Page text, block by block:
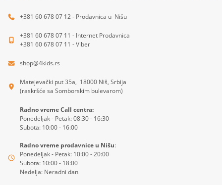
+381 60 678 07 12 - Prodavnica u Nišu
+381 60 678 07 11 - Internet Prodavnica
+381 60 678 07 11 - Viber
shop@4kids.rs
Matejevački put 35a, 18000 Niš, Srbija
(raskršće sa Somborskim bulevarom)
Radno vreme Call centra:
Ponedeljak - Petak: 08:30 - 16:30
Subota: 10:00 - 16:00
Radno vreme prodavnice u Nišu:
Ponedeljak - Petak: 10:00 - 20:00
Subota: 10:00 - 18:00
Nedelja: Neradni dan